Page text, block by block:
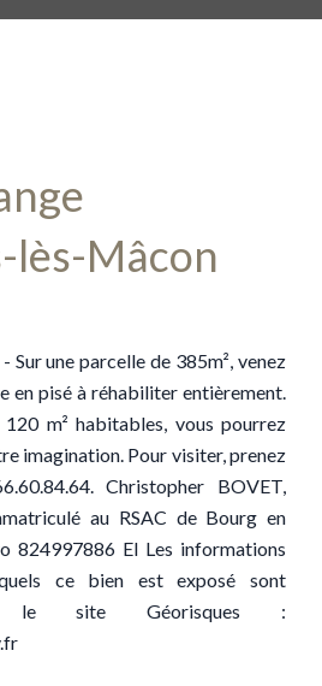
lès-Mâcon
Sur une parcelle de 385m², venez
en pisé à réhabiliter entièrement.
m² habitables, vous pourrez
imagination. Pour visiter, prenez
Christopher BOVET,
au RSAC de Bourg en
824997886 EI Les informations
ce bien est exposé sont
le site Géorisques :